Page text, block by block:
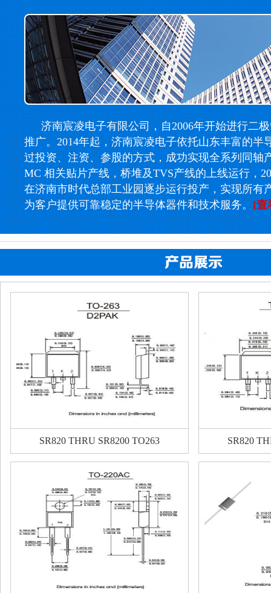
济南宸凌电子有限公司，自2006年开始进行二
推广。2014年起，济南宸凌电子依托山东丰富的半
过投资、注资、参股的方式，成功实现全系列同轴
MC 相关贴片产线，桥堆及TVS产线的上线运行，
在济南市时代总部工业园逐步运行投产，实现所有
为客户提供可靠稳定的半导体器件和技术服务。[查
SR820 THRU SR8200 TO263 SR820